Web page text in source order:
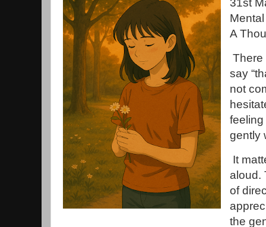
31st
A
There
say
not
gently
It
aloud.
of
the